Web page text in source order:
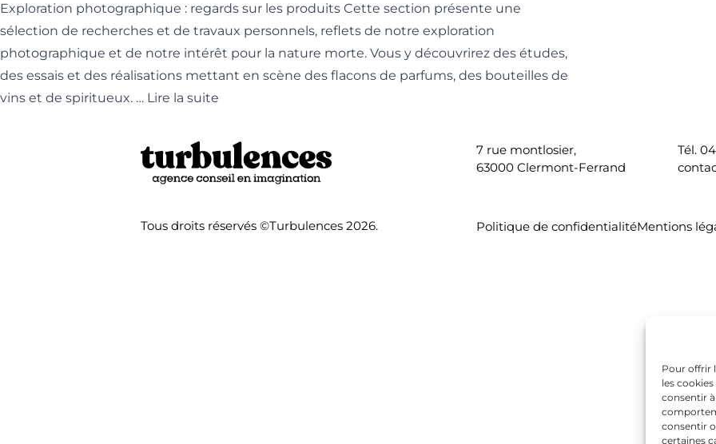
Pour offrir
les
consentir
consentir
certaines
Exploration photographique : regards sur les produits Cette section présente une
sélection de recherches et de travaux personnels, reflets de notre exploration
photographique et de notre intérêt pour la nature morte. Vous y découvrirez des études,
des essais et des réalisations mettant en scène des flacons de parfums, des bouteilles de
vins et de spiritueux. … Lire la suite
7 rue montlosier,
63000 Clermont-Ferrand
Tél.
Tous droits réservés ©Turbulences 2026. Politique de confidentialitéMentions